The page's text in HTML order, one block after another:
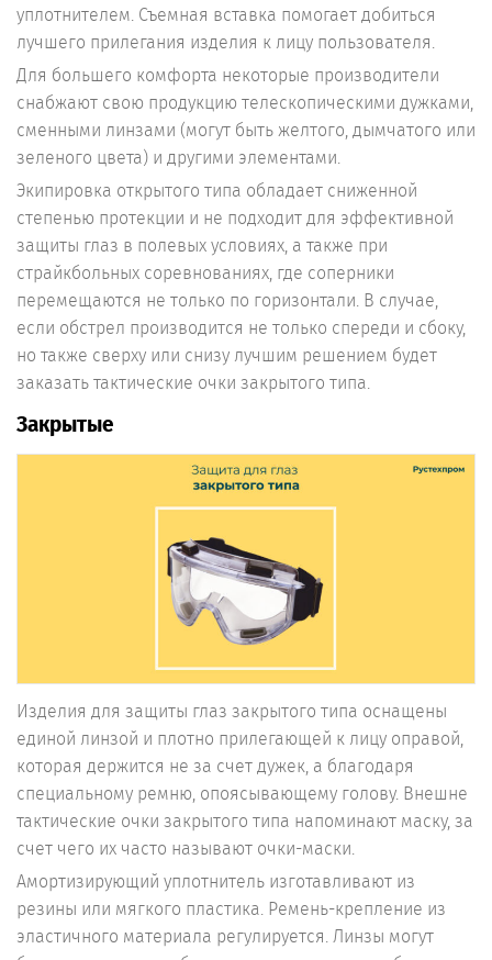
уплотнителем. Съемная вставка помогает добиться
лучшего прилегания изделия к лицу пользователя.
Для большего комфорта некоторые производители
снабжают свою продукцию телескопическими дужками,
сменными линзами (могут быть желтого, дымчатого или
зеленого цвета) и другими элементами.
Экипировка открытого типа обладает сниженной
степенью протекции и не подходит для эффективной
защиты глаз в полевых условиях, а также при
страйкбольных соревнованиях, где соперники
перемещаются не только по горизонтали. В случае,
если обстрел производится не только спереди и сбоку,
но также сверху или снизу лучшим решением будет
заказать тактические очки закрытого типа.
Закрытые
Изделия для защиты глаз закрытого типа оснащены
единой линзой и плотно прилегающей к лицу оправой,
которая держится не за счет дужек, а благодаря
специальному ремню, опоясывающему голову. Внешне
тактические очки закрытого типа напоминают маску, за
счет чего их часто называют очки-маски.
Амортизирующий уплотнитель изготавливают из
резины или мягкого пластика. Ремень-крепление из
эластичного материала регулируется. Линзы могут